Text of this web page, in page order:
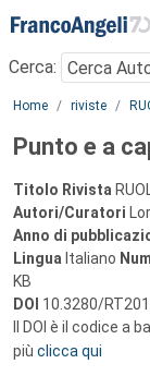
Menu
Cerca:
Main content
Home riviste
Punto e a
Titolo Rivista
Autori/Curatori
Anno di
Lingua Italiano
KB
DOI 10.3280/
Il DOI è il codice a
più clicca qui